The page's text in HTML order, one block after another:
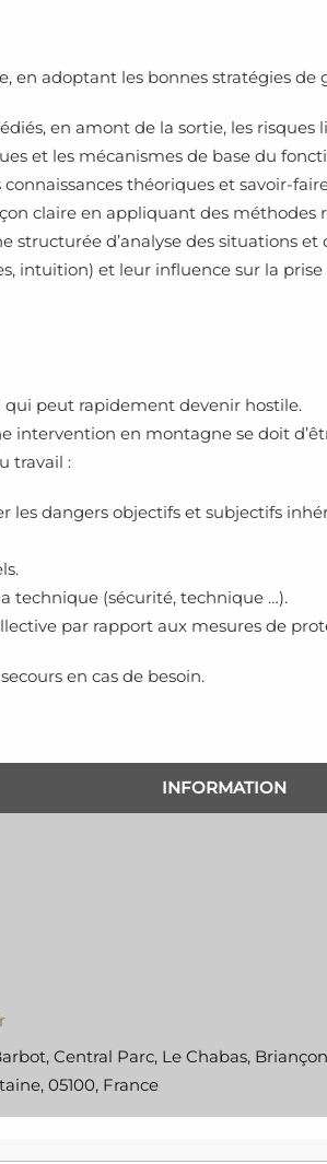
en adoptant les bonnes stratégies de
en amont de la sortie, les risques
et les mécanismes de base du
théoriques et savoir-
claire en appliquant des méthodes
d’analyse des situations et
intuition) et leur influence sur la prise
peut rapidement devenir hostile.
intervention en montagne se doit
travail :
les dangers objectifs et subjectifs
technique (sécurité, technique …).
par rapport aux mesures de
en cas de besoin.
INFORMATION
Central Parc, Le Chabas,
05100, France